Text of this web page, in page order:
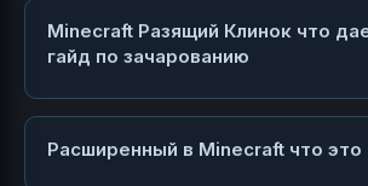
Minecraft Разящий Клинок что
гайд по зачарованию
Расширенный в Minecraft что это